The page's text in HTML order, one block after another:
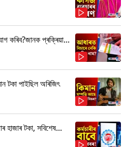
কৰিব?জানক প্ৰক্ৰিয়া...
টকা পাইছিল অৰিজিৎ
হাজাৰ টকা, সবিশেষ...